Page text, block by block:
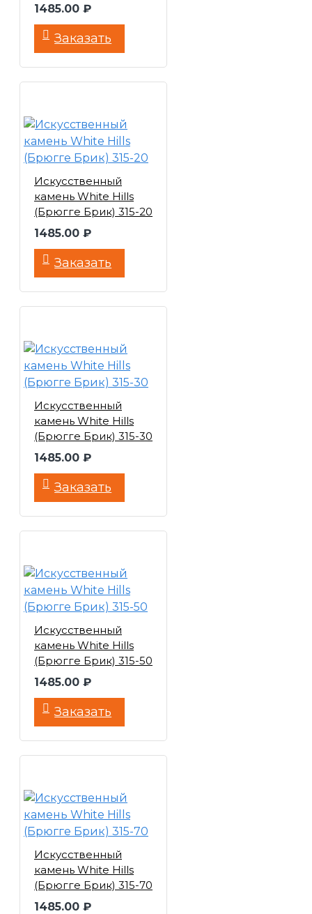
1485.00 ₽
Заказать
Искусственный
камень White Hills
(Брюгге Брик) 315-20
1485.00 ₽
Заказать
Искусственный
камень White Hills
(Брюгге Брик) 315-30
1485.00 ₽
Заказать
Искусственный
камень White Hills
(Брюгге Брик) 315-50
1485.00 ₽
Заказать
Искусственный
камень White Hills
(Брюгге Брик) 315-70
1485.00 ₽